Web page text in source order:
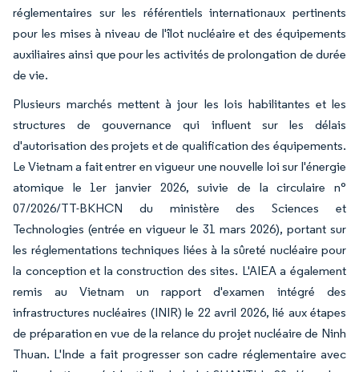
réglementaires sur les référentiels internationaux pertinents
pour les mises à niveau de l'îlot nucléaire et des équipements
auxiliaires ainsi que pour les activités de prolongation de durée
de vie.
Plusieurs marchés mettent à jour les lois habilitantes et les
structures de gouvernance qui influent sur les délais
d'autorisation des projets et de qualification des équipements.
Le Vietnam a fait entrer en vigueur une nouvelle loi sur l'énergie
atomique le 1er janvier 2026, suivie de la circulaire n°
07/2026/TT-BKHCN du ministère des Sciences et
Technologies (entrée en vigueur le 31 mars 2026), portant sur
les réglementations techniques liées à la sûreté nucléaire pour
la conception et la construction des sites. L'AIEA a également
remis au Vietnam un rapport d'examen intégré des
infrastructures nucléaires (INIR) le 22 avril 2026, lié aux étapes
de préparation en vue de la relance du projet nucléaire de Ninh
Thuan. L'Inde a fait progresser son cadre réglementaire avec